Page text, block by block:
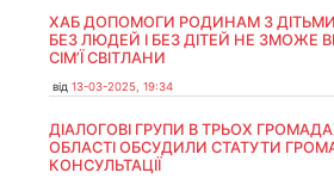
ХАБ ДОПОМОГИ РОДИНАМ З ДІТЬМИ
БЕЗ ЛЮДЕЙ І БЕЗ ДІТЕЙ НЕ ЗМОЖЕ
СІМʼЇ СВІТЛАНИ
від 13-03-2025, 19:34
ДІАЛОГОВІ ГРУПИ В ТРЬОХ
ОБЛАСТІ ОБСУДИЛИ СТАТУТИ
КОНСУЛЬТАЦІЇ